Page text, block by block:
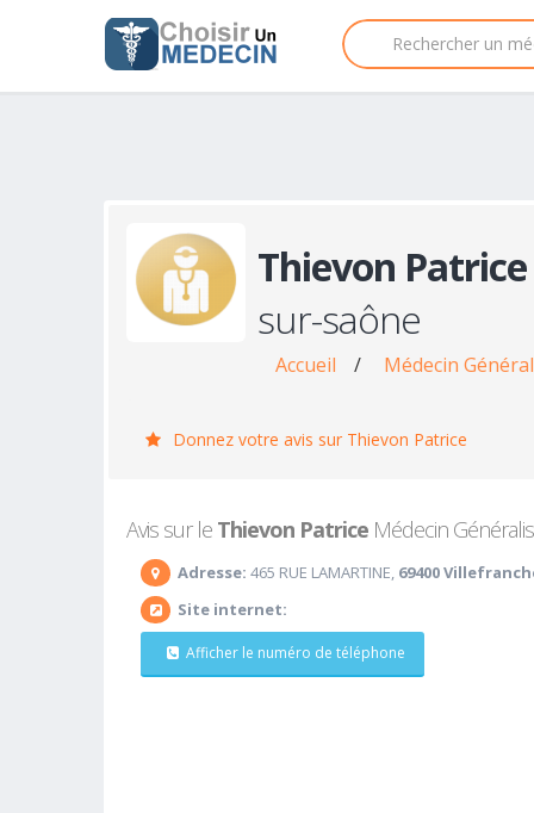
Thievon Patrice
sur-saône
Accueil / Médecin
Donnez votre avis sur Thievon Patrice
Avis sur le Thievon Patrice Médecin
Adresse: 465 RUE LAMARTINE, 69400
Site internet:
Afficher le numéro de téléphone